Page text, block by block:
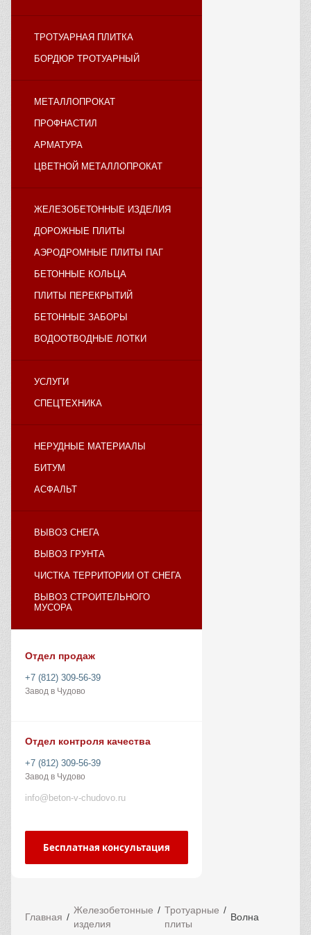
ТРОТУАРНАЯ ПЛИТКА
БОРДЮР ТРОТУАРНЫЙ
МЕТАЛЛОПРОКАТ
ПРОФНАСТИЛ
АРМАТУРА
ЦВЕТНОЙ МЕТАЛЛОПРОКАТ
ЖЕЛЕЗОБЕТОННЫЕ ИЗДЕЛИЯ
ДОРОЖНЫЕ ПЛИТЫ
АЭРОДРОМНЫЕ ПЛИТЫ ПАГ
БЕТОННЫЕ КОЛЬЦА
ПЛИТЫ ПЕРЕКРЫТИЙ
БЕТОННЫЕ ЗАБОРЫ
ВОДООТВОДНЫЕ ЛОТКИ
УСЛУГИ
СПЕЦТЕХНИКА
НЕРУДНЫЕ МАТЕРИАЛЫ
БИТУМ
АСФАЛЬТ
ВЫВОЗ СНЕГА
ВЫВОЗ ГРУНТА
ЧИСТКА ТЕРРИТОРИИ ОТ СНЕГА
ВЫВОЗ СТРОИТЕЛЬНОГО
МУСОРА
Отдел продаж
+7 (812) 309-56-39
Завод в Чудово
Отдел контроля качества
+7 (812) 309-56-39
Завод в Чудово
info@beton-v-chudovo.ru
Бесплатная консультация
Главная
Железобетонные
изделия
Тротуарные
плиты
Волна